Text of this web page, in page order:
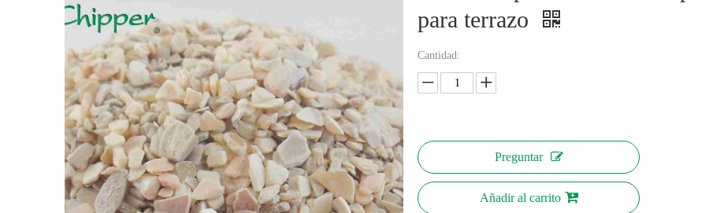
para terrazo
Cantidad:
Preguntar
Añadir al carrito